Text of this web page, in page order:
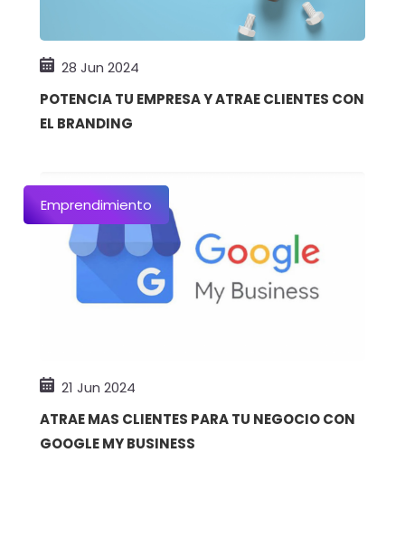
28 Jun 2024
POTENCIA TU EMPRESA Y ATRAE CLIENTES CON
EL BRANDING
Emprendimiento
21 Jun 2024
ATRAE MAS CLIENTES PARA TU NEGOCIO CON
GOOGLE MY BUSINESS